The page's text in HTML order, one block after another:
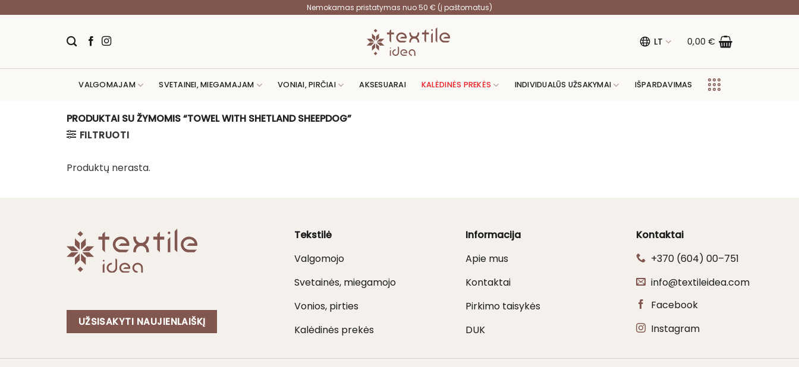
Nemokamas pristatymas nuo 50 € (į paštomatus)
LT 0,00€
VALGOMAJAM SVETAINEI, MIEGAMAJAM VONIAI, PIRČIAI AKSESUARAI KALĖDINĖS PREKĖS INDIVIDUALŪS UŽSAKYMAI IŠPARDAVIMAS
PRODUKTAI SU ŽYMOMIS “TOWEL WITH SHETLAND SHEEPDOG”
FILTRUOTI
Produktų nerasta.
UŽSISAKYTI NAUJIENLAIŠKĮ
Tekstilė
Valgomojo
Svetainės, miegamojo
Vonios, pirties
Kalėdinės prekės
Informacija
Apie mus
Kontaktai
Pirkimo taisykės
DUK
Kontaktai
+370 (604) 00–751
info@textileidea.com
Facebook
Instagram